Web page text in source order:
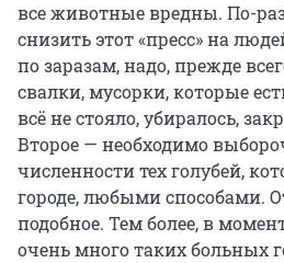
все животные вредны. По-
снизить этот «пресс» на
по заразам, надо, прежде
свалки, мусорки, которые
всё не стояло, убиралось,
Второе — необходимо
численности тех голубей,
городе, любыми способами.
подобное. Тем более, в
очень много таких больных